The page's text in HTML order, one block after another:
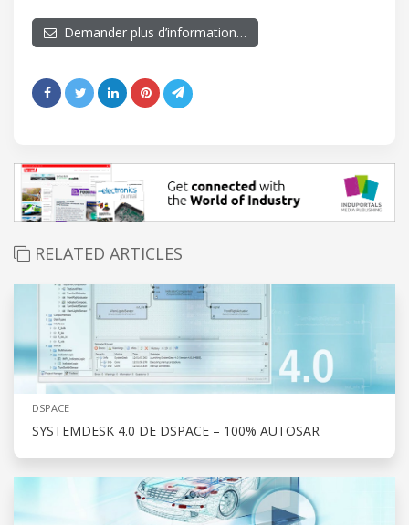
Demander plus d’information…
RELATED ARTICLES
DSPACE
SYSTEMDESK 4.0 DE DSPACE – 100% AUTOSAR